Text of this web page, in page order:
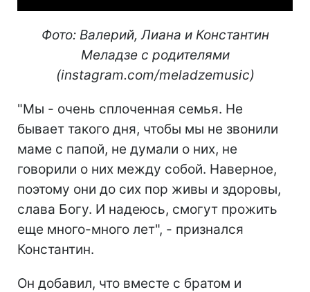
Фото: Валерий, Лиана и Константин
Меладзе с родителями
(instagram.com/meladzemusic)
"Мы - очень сплоченная семья. Не
бывает такого дня, чтобы мы не звонили
маме с папой, не думали о них, не
говорили о них между собой. Наверное,
поэтому они до сих пор живы и здоровы,
слава Богу. И надеюсь, смогут прожить
еще много-много лет", - признался
Константин.
Он добавил, что вместе с братом и